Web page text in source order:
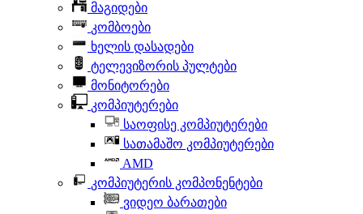
მაგიდები
კომბოები
ხელის დასადები
ტელევიზორის პულტები
მონიტორები
კომპიუტერები
საოფისე კომპიუტერები
სათამაშო კომპიუტერები
AMD
კომპიუტერის კომპონენტები
ვიდეო ბარათები